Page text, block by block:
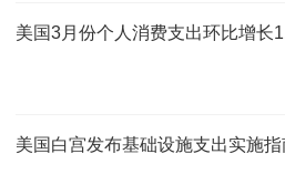
美国3月份个人消费支出环比增长
美国白宫发布基础设施支出实施指